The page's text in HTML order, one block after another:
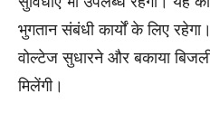
भुगतान संबंधी कार्यों के लिए
वोल्टेज सुधारने और बकाया
मिलेंगी।